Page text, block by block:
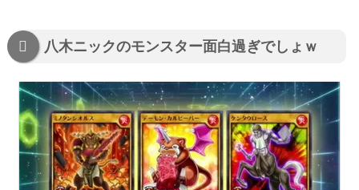
八木ニックのモンスター面白過ぎでしょｗ